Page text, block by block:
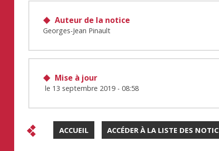
Auteur de la notice
Georges-Jean Pinault
Mise à jour
le 13 septembre 2019 - 08:58
ACCUEIL ACCÉDER À LA LISTE DES